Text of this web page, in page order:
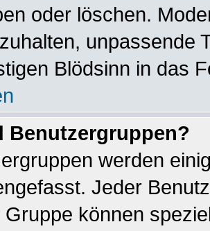
oder löschen.
unpassende
Blödsinn in das
Benutzergruppen?
werden
Jeder
Gruppe können